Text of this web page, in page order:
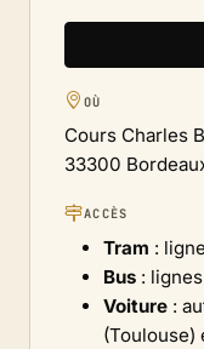
OÙ
Cours Charles
33300
ACCÈS
Tram :
Bus :
Voiture :
(Toulouse)